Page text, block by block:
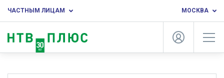
ЧАСТНЫМ ЛИЦАМ МОСКВА